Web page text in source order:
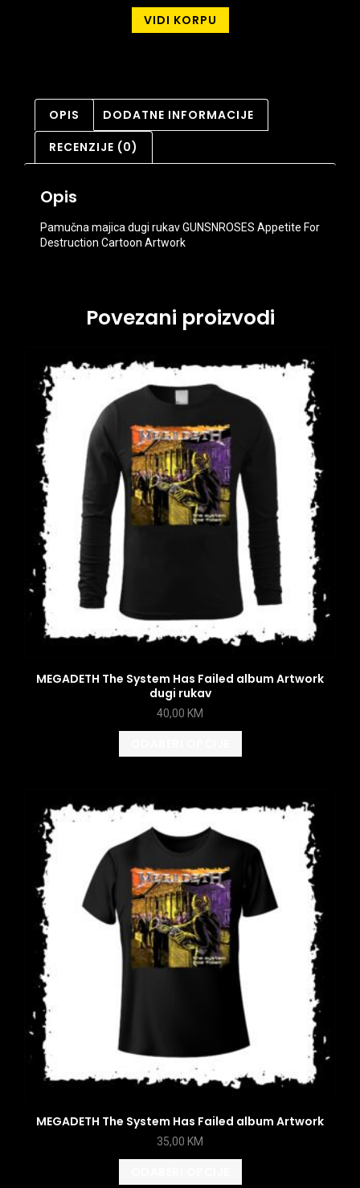
VIDI KORPU
OPIS DODATNE INFORMACIJE
RECENZIJE (0)
Opis
Pamučna majica dugi rukav GUNSNROSES Appetite For
Destruction Cartoon Artwork
Povezani proizvodi
MEGADETH The System Has Failed album Artwork
dugi rukav
40,00 KM
MEGADETH The System Has Failed album Artwork
35,00 KM